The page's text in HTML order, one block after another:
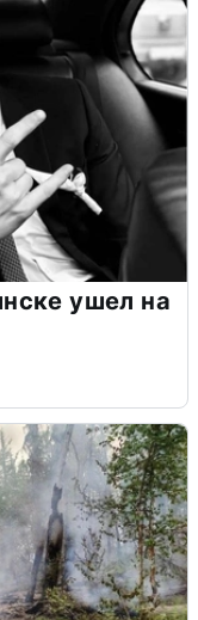
ушел на